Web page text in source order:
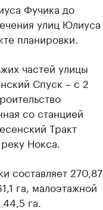
Фучика до
улиц Юлиуса
планировки.
частей улицы
Спуск – с 2
со станцией
Тракт
Нокса.
составляет 270,87
га, малоэтажной
га.